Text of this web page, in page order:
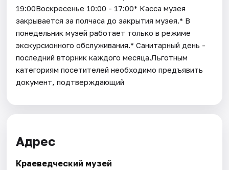
19:00Воскресенье 10:00 - 17:00* Касса музея
закрывается за полчаса до закрытия музея.* В
понедельник музей работает только в режиме
экскурсионного обслуживания.* Санитарный день -
последний вторник каждого месяца.Льготным
категориям посетителей необходимо предъявить
документ, подтверждающий
Адрес
Краеведческий музей